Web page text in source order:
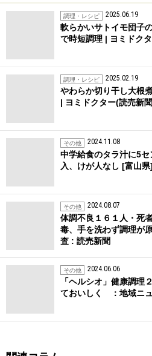
調理・レシピ 2025.06.19
軟らかいサトイモ団子
で時短調理 | ヨミドク
調理・レシピ 2025.02.19
やわらか切り干し大根
| ヨミドクター(読売新
その他 2024.11.08
中学給食のタラ汁に5
入、けが人なし [富山
その他 2024.08.07
体調不良１６１人・死
毒、手を洗わず調理が
査 : 読売新聞
その他 2024.06.06
「ヘルシオ」健康調理
ておいしく ：地域ニ